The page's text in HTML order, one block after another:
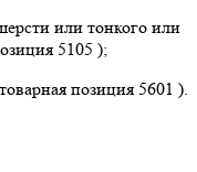
или тонкого или
5105 );
позиция 5601 ).